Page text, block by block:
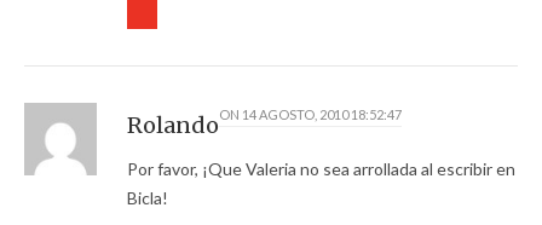
RolandoON 14 AGOSTO, 2010 18:52:47
Por favor, ¡Que Valeria no sea arrollada al escribir en
Bicla!